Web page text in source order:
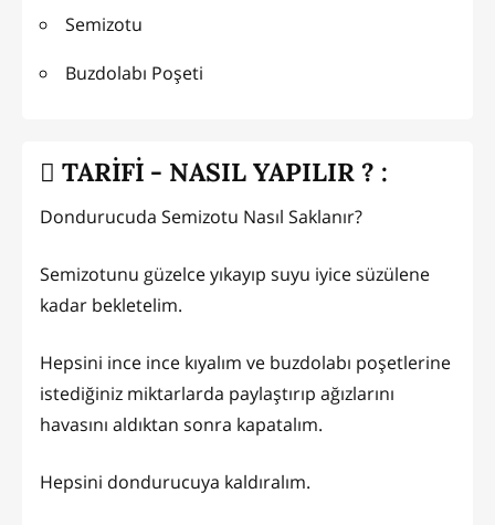
Semizotu
Buzdolabı Poşeti
TARİFİ - NASIL YAPILIR ? :
Dondurucuda Semizotu Nasıl Saklanır?
Semizotunu güzelce yıkayıp suyu iyice süzülene
kadar bekletelim.
Hepsini ince ince kıyalım ve buzdolabı poşetlerine
istediğiniz miktarlarda paylaştırıp ağızlarını
havasını aldıktan sonra kapatalım.
Hepsini dondurucuya kaldıralım.